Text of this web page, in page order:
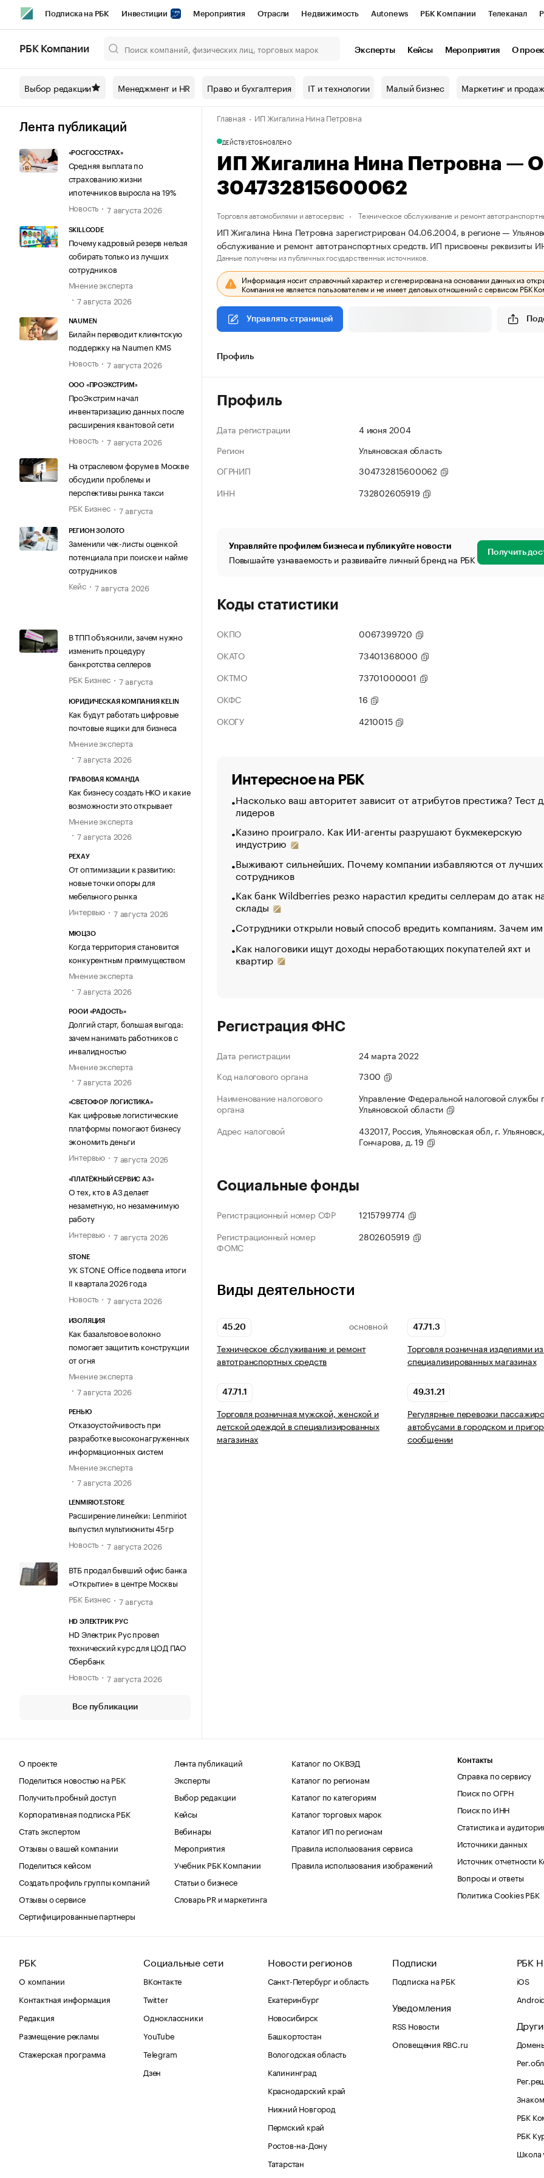
Подписка на РБК Инвестиции Мероприятия Отрасли Недвижимость Autonews РБК Компании Телеканал
Спецпроекты СПб Конференции СПб Спецпроекты Проверка контрагентов
Технологии и медиа Рынок наличной валюты
РБК Компании Эксперты Кейсы Мероприятия О
Выбор редакции Менеджмент и HR Право и бухгалтерия IT и технологии Малый бизнес Маркетинг и
Лента публикаций
«РОСГОССТРАХ»
Средняя выплата по
страхованию жизни
ипотечников выросла на 19%
Новость
7 августа 2026
SKILLCODE
Почему кадровый резерв нельзя
собирать только из лучших
сотрудников
Мнение эксперта
7 августа 2026
NAUMEN
Билайн переводит клиентскую
поддержку на Naumen KMS
Новость
7 августа 2026
ООО «ПРОЭКСТРИМ»
ПроЭкстрим начал
инвентаризацию данных после
расширения квантовой сети
Новость
7 августа 2026
На отраслевом форуме в Москве
обсудили проблемы и
перспективы рынка такси
РБК Бизнес
7 августа
РЕГИОН ЗОЛОТО
Заменили чек-листы оценкой
потенциала при поиске и найме
сотрудников
Кейс
7 августа 2026
В ТПП объяснили, зачем нужно
изменить процедуру
банкротства селлеров
РБК Бизнес
7 августа
ЮРИДИЧЕСКАЯ КОМПАНИЯ KELIN
Как будут работать цифровые
почтовые ящики для бизнеса
Мнение эксперта
7 августа 2026
ПРАВОВАЯ КОМАНДА
Как бизнесу создать НКО и какие
возможности это открывает
Мнение эксперта
7 августа 2026
РЕХАУ
От оптимизации к развитию:
новые точки опоры для
мебельного рынка
Интервью
7 августа 2026
МЮЦЗО
Когда территория становится
конкурентным преимуществом
Мнение эксперта
7 августа 2026
РООИ «РАДОСТЬ»
Долгий старт, большая выгода:
зачем нанимать работников с
инвалидностью
Мнение эксперта
7 августа 2026
«СВЕТОФОР ЛОГИСТИКА»
Как цифровые логистические
платформы помогают бизнесу
экономить деньги
Интервью
7 августа 2026
«ПЛАТЁЖНЫЙ СЕРВИС А3»
О тех, кто в А3 делает
незаметную, но незаменимую
работу
Интервью
7 августа 2026
STONE
УК STONE Office подвела итоги
II квартала 2026 года
Новость
7 августа 2026
ИЗОЛЯЦИЯ
Как базальтовое волокно
помогает защитить конструкции
от огня
Мнение эксперта
7 августа 2026
РЕНЬЮ
Отказоустойчивость при
разработке высоконагруженных
информационных систем
Мнение эксперта
7 августа 2026
LENMIRIOT.STORE
Расширение линейки: Lenmiriot
выпустил мультиюниты 45гр
Новость
7 августа 2026
ВТБ продал бывший офис банка
«Открытие» в центре Москвы
РБК Бизнес
7 августа
HD ЭЛЕКТРИК РУС
HD Электрик Рус провел
технический курс для ЦОД ПАО
Сбербанк
Новость
7 августа 2026
Все публикации
Главная ИП Жигалина Нина Петровна
ДЕЙСТВУЕТОБНОВЛЕНО
ИП Жигалина Нина Петровна —
304732815600062
Торговля автомобилями и автосервис Техническое обслуживание и ремонт
ИП Жигалина Нина Петровна зарегистрирован 04.06.2004, в регионе —
обслуживание и ремонт автотранспортных средств. ИП присвоены
Данные получены из публичных государственных источников.
Информация носит справочный характер и сгенерирована на основании данных из
Компания не является пользователем и не имеет деловых отношений с сервисом РБК
Управлять страницей
Профиль
Профиль
Дата регистрации
4 июня 2004
Регион
Ульяновская область
ОГРНИП
304732815600062
ИНН
732802605919
Управляйте профилем бизнеса и публикуйте новости
Повышайте узнаваемость и развивайте личный бренд на РБК Получить
Коды статистики
ОКПО
0067399720
ОКАТО
73401368000
ОКТМО
73701000001
ОКФС
16
ОКОГУ
4210015
Интересное на РБК
Насколько ваш авторитет зависит от атрибутов престижа? Тест
лидеров
Казино проиграло. Как ИИ-агенты разрушают букмекерскую
индустрию
Выживают сильнейших. Почему компании избавляются от лучших
сотрудников
Как банк Wildberries резко нарастил кредиты селлерам до атак
склады
Сотрудники открыли новый способ вредить компаниям. Зачем
Как налоговики ищут доходы неработающих покупателей яхт и
квартир
Регистрация ФНС
Дата регистрации
24 марта 2022
Код налогового органа
7300
Наименование налогового
органа
Управление Федеральной налоговой службы
Ульяновской области
Адрес налоговой
432017, Россия, Ульяновская обл, г.
Гончарова, д. 19
Социальные фонды
Регистрационный номер СФР
1215799774
Регистрационный номер
ФОМС
2802605919
Виды деятельности
45.20 ОСНОВНОЙ
Техническое обслуживание и ремонт
автотранспортных средств
47.71.3
Торговля розничная изделиями
специализированных магазинах
47.71.1
Торговля розничная мужской, женской и
детской одеждой в специализированных
магазинах
49.31.21
Регулярные перевозки
автобусами в городском и
сообщении
О проекте
Поделиться новостью на РБК
Получить пробный доступ
Корпоративная подписка РБК
Стать экспертом
Отзывы о вашей компании
Поделиться кейсом
Создать профиль группы компаний
Отзывы о сервисе
Сертифицированные партнеры
Лента публикаций
Эксперты
Выбор редакции
Кейсы
Вебинары
Мероприятия
Учебник РБК Компании
Статьи о бизнесе
Словарь PR и маркетинга
Каталог по ОКВЭД
Каталог по регионам
Каталог по категориям
Каталог торговых марок
Каталог ИП по регионам
Правила использования сервиса
Правила использования изображений
Контакты
Справка по сервису
Поиск по ОГРН
Поиск по ИНН
Статистика и
Источники данных
Источник отчетности
Вопросы и ответы
Политика Cookies РБК
РБК
О компании
Контактная информация
Редакция
Размещение рекламы
Стажерская программа
Социальные сети
ВКонтакте
Twitter
Одноклассники
YouTube
Telegram
Дзен
Новости регионов
Санкт-Петербург и область
Екатеринбург
Новосибирск
Башкортостан
Вологодская область
Калининград
Краснодарский край
Нижний Новгород
Пермский край
Ростов-на-Дону
Татарстан
Подписки
Подписка на РБК
Уведомления
RSS Новости
Оповещения RBC.ru
РБК
iOS
РБК
РБК
Школа